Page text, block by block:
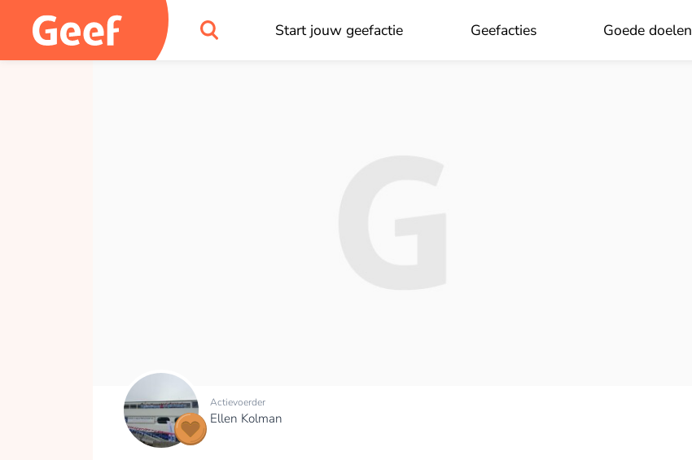
Start jouw geefactie Geefacties Goede doelen
Actievoerder
Ellen Kolman